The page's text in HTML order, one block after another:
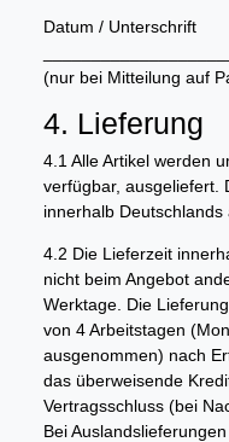
Datum / Unterschrift
(nur bei Mitteilung auf
4. Lieferung
4.1 Alle Artikel werden
verfügbar, ausgeliefert.
innerhalb Deutschlands
4.2 Die Lieferzeit
nicht beim Angebot
Werktage. Die
von 4 Arbeitstagen
ausgenommen) nach
das überweisende
Vertragsschluss (bei
Bei